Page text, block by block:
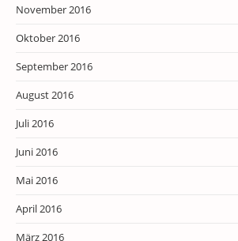
November 2016
Oktober 2016
September 2016
August 2016
Juli 2016
Juni 2016
Mai 2016
April 2016
März 2016